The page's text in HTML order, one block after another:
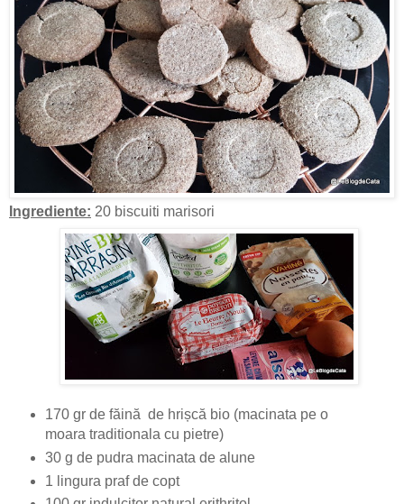
Ingrediente: 20 biscuiti marisori
170 gr de făină de hrișcă bio (macinata pe o
moara traditionala cu pietre)
30 g de pudra macinata de alune
1 lingura praf de copt